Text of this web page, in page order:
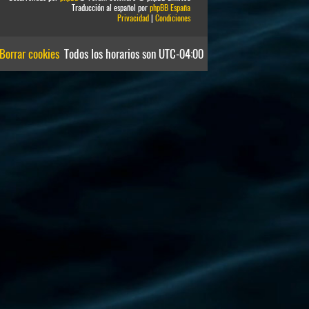
Traducción al español porphpBB España
Privacidad| Condiciones
Todos los horarios son UTC-04:00
Borrar cookies